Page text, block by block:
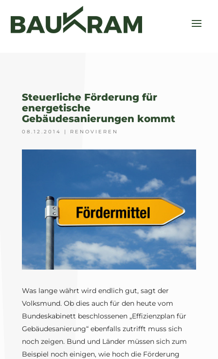
Steuerliche Förderung für
energetische
Gebäudesanierungen kommt
08.12.2014 | RENOVIEREN
Was lange währt wird endlich gut, sagt der
Volksmund. Ob dies auch für den heute vom
Bundeskabinett beschlossenen „Effizienzplan für
Gebäudesanierung“ ebenfalls zutrifft muss sich
noch zeigen. Bund und Länder müssen sich zum
Beispiel noch einigen, wie hoch die Förderung